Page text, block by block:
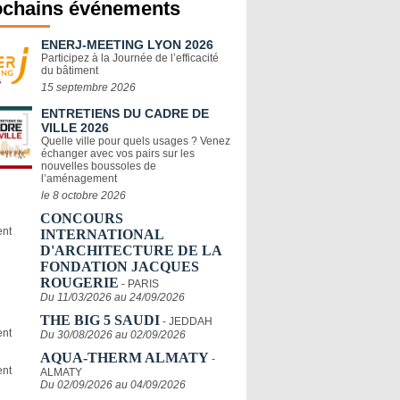
événements
ENERJ-MEETING LYON 2026
Participez à la Journée de l’efficacité
du bâtiment
15 septembre 2026
ENTRETIENS DU CADRE DE
VILLE 2026
Quelle ville pour quels usages ? Venez
échanger avec vos pairs sur les
nouvelles boussoles de
l’aménagement
le 8 octobre 2026
CONCOURS
INTERNATIONAL
D'ARCHITECTURE DE LA
FONDATION JACQUES
ROUGERIE - PARIS
Du 11/03/2026 au 24/09/2026
THE BIG 5 SAUDI - JEDDAH
Du 30/08/2026 au 02/09/2026
AQUA-THERM ALMATY -
ALMATY
Du 02/09/2026 au 04/09/2026